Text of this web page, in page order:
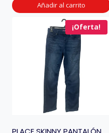
Añadir al carrito
¡Oferta!